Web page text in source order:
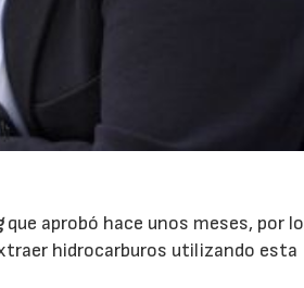
que aprobó hace unos meses, por lo
hidrocarburos utilizando esta